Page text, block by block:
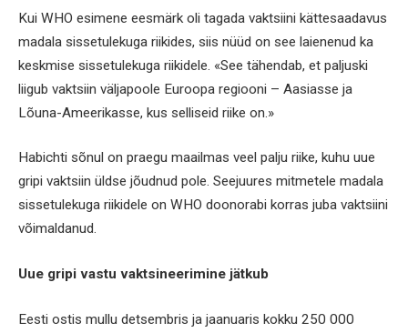
Kui WHO esimene eesmärk oli tagada vaktsiini kättesaadavus
madala sissetulekuga riikides, siis nüüd on see laienenud ka
keskmise sissetulekuga riikidele. «See tähendab, et paljuski
liigub vaktsiin väljapoole Euroopa regiooni – Aasiasse ja
Lõuna-Ameerikasse, kus selliseid riike on.»
Habichti sõnul on praegu maailmas veel palju riike, kuhu uue
gripi vaktsiin üldse jõudnud pole. Seejuures mitmetele madala
sissetulekuga riikidele on WHO doonorabi korras juba vaktsiini
võimaldanud.
Uue gripi vastu vaktsineerimine jätkub
Eesti ostis mullu detsembris ja jaanuaris kokku 250 000